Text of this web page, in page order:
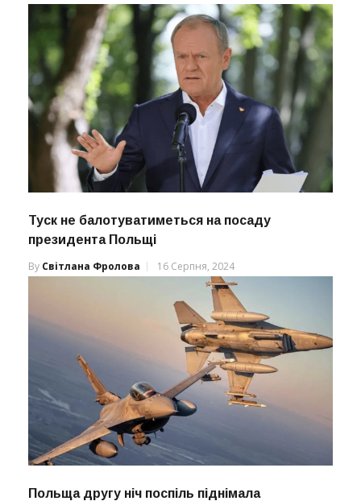
Туск не балотуватиметься на посаду
президента Польщі
By Світлана Фролова 16 Серпня, 2024
Польща другу ніч поспіль піднімала